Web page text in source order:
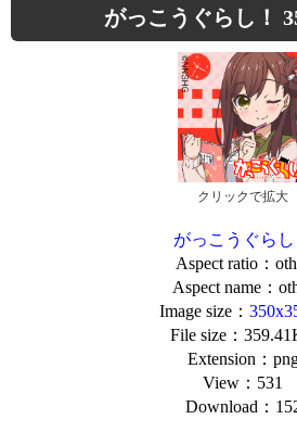
がっこうぐらし！
クリックで拡大
がっこうぐらし
Aspect ratio：
Aspect name：
Image size：
File size：
Extension：
View：531
Download：